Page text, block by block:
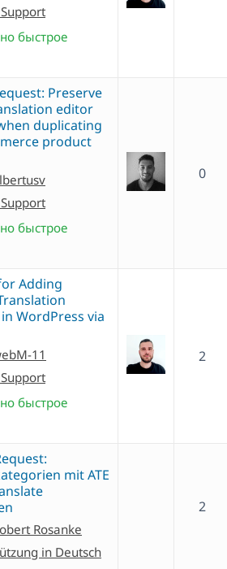
быстрое
Preserve
editor
duplicating
product
быстрое
0
Adding
WordPress via
11
быстрое
2
mit ATE
Rosanke
in Deutsch
2